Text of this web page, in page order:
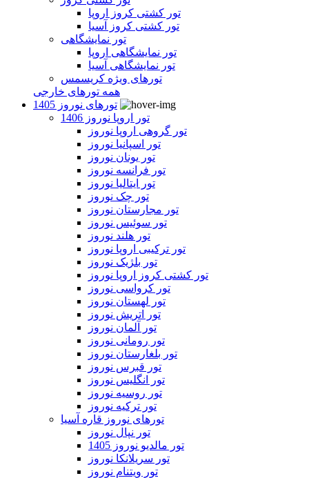
تور کشتی کروز اروپا
تور کشتی کروز آسیا
تور نمایشگاهی
تور نمایشگاهی اروپا
تور نمایشگاهی آسیا
تورهای ویژه کریسمس
همه تورهای خارجی
تورهای نوروز 1405
تور اروپا نوروز 1406
تور گروهی اروپا نوروز
تور اسپانیا نوروز
تور یونان نوروز
تور فرانسه نوروز
تور ایتالیا نوروز
تور چک نوروز
تور مجارستان نوروز
تور سوئیس نوروز
تور هلند نوروز
تور ترکیبی اروپا نوروز
تور بلژیک نوروز
تور کشتی کروز اروپا نوروز
تور کرواسی نوروز
تور لهستان نوروز
تور اتریش نوروز
تور آلمان نوروز
تور رومانی نوروز
تور بلغارستان نوروز
تور قبرس نوروز
تور انگلیس نوروز
تور روسیه نوروز
تور ترکیه نوروز
تورهای نوروز قاره آسیا
تور نپال نوروز
تور مالدیو نوروز 1405
تور سریلانکا نوروز
تور ویتنام نوروز